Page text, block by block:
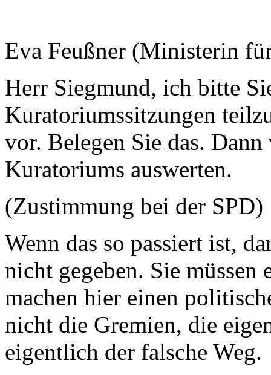
Eva Feußner (Ministerin
Herr Siegmund, ich bitte
Kuratoriumssitzungen
vor. Belegen Sie das.
Kuratoriums auswerten.
(Zustimmung bei der SPD)
Wenn das so passiert ist,
nicht gegeben. Sie müssen
machen hier einen
nicht die Gremien, die
eigentlich der falsche Weg.